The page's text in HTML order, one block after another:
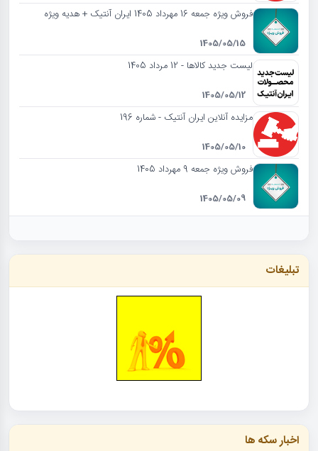
فروش ویژه جمعه 16 مهرداد 1405 ایران آنتیک + هدیه ویژه
1405/05/15
لیست جدید کالاها - 12 مرداد 1405
1405/05/12
مزایده آنلاین ایران آنتیک - شماره 196
1405/05/10
فروش ویژه جمعه 9 مهرداد 1405
1405/05/09
تبلیغات
اخبار سکه ها